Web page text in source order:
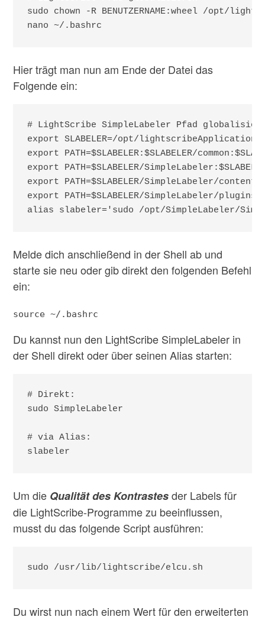
sudo chown -R BENUTZERNAME:wheel /opt/
nano ~/.bashrc
Hier trägt man nun am Ende der Datei das
Folgende ein:
# LightScribe SimpleLabeler Pfad
export SLABELER=/opt/lightscribeApplications
export PATH=$SLABELER:$SLABELER/
export PATH=$SLABELER/
export PATH=$SLABELER/SimpleLabeler/
export PATH=$SLABELER/SimpleLabeler/
alias slabeler='sudo /opt/SimpleLabeler/
Melde dich anschließend in der Shell ab und
starte sie neu oder gib direkt den folgenden Befehl
ein:
source ~/.bashrc
Du kannst nun den LightScribe SimpleLabeler in
der Shell direkt oder über seinen Alias starten:
# Direkt:
sudo SimpleLabeler
# via Alias:
slabeler
Um die Qualität des Kontrastesder Labels für
die LightScribe-Programme zu beeinflussen,
musst du das folgende Script ausführen:
sudo /usr/lib/lightscribe/elcu.sh
Du wirst nun nach einem Wert für den erweiterten